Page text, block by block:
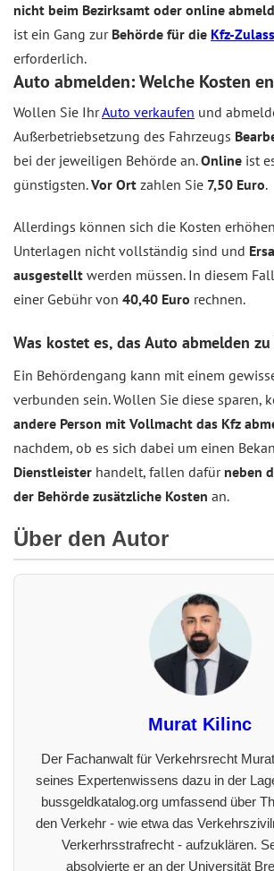
nicht beim Bezirksamt oder online
ist ein Gang zur Behörde für die Kfz-
erforderlich.
Auto abmelden: Welche Kosten
Wollen Sie IhrAuto verkaufen und
Außerbetriebsetzung des Fahrzeugs
bei der jeweiligen Behörde an.Online ist
günstigsten.Vor Ort zahlen Sie 7,50 Euro.
Allerdings können sich die Kosten
Unterlagen nicht vollständig sind und
ausgestellt werden müssen. In diesem
einer Gebühr von 40,40 Euro rechnen.
Was kostet es, das Auto abmelden zu
Ein Behördengang kann mit einem
verbunden sein. Wollen Sie diese sparen,
andere Person mit Vollmacht das Kfz
nachdem, ob es sich dabei um einen
Dienstleister handelt, fallen dafür neben
der Behörde zusätzliche Kosten an.
Über den Autor
Murat Kilinc
Der Fachanwalt für Verkehrsrecht
seines Expertenwissens dazu in der
bussgeldkatalog.org umfassend über
den Verkehr - wie etwa das
Verkerhrsstrafrecht - aufzuklären.
absolvierte er an der Universität